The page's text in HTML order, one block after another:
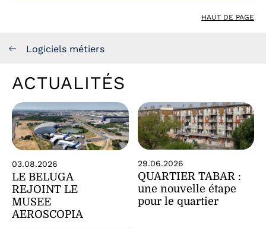
HAUT DE PAGE
Logiciels métiers
ACTUALITÉS
03.08.2026
LE BELUGA
REJOINT LE
MUSEE
AEROSCOPIA
29.06.2026
QUARTIER TABAR :
une nouvelle étape
pour le quartier